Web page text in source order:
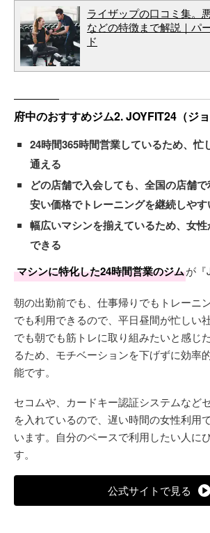
ライザップの口コミ集。
などの特徴まで解説｜パ
ド
府中のおすすめジム2. JOYFIT24（ジョ
24時間365時間営業しているため、忙
通える
どの店舗で入会しても、全国の店舗で
安い価格でトレーニングを継続しやす
幅広いマシンを揃えているため、女
できる
マシンに特化した24時間営業のジムが『
朝の出勤前でも、仕事帰りでもトレーニ
でも利用できるので、平日昼間が忙しい
でも朝でも筋トレに取り組みたいと感じ
るため、モチベーションを下げずに効率
能です。
セコムや、カードキー認証システムなど
を入れているので、遅い時間の女性利用
います。自分のペースで利用したい人に
す。
公式サイトで見る